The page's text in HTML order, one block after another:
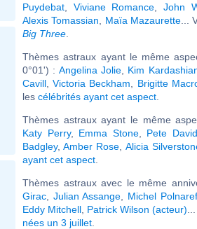
Puydebat
Viviane Romance John
Alexis Tomassian
Maïa Mazaurette ...
Big Three
Thèmes astraux ayant le même
0°01') : Angelina Jolie Kim
Cavill ,Victoria Beckham Brigitte
les célébrités ayant cet aspect
Thèmes astraux ayant le même
Katy Perry, Emma Stone, Pete
Badgley,Amber Rose Alicia
ayant cet aspect
Thèmes astraux avec le même
Girac
Julian Assange Michel
Eddy Mitchell Patrick Wilson (acteur)
nées un 3 juillet